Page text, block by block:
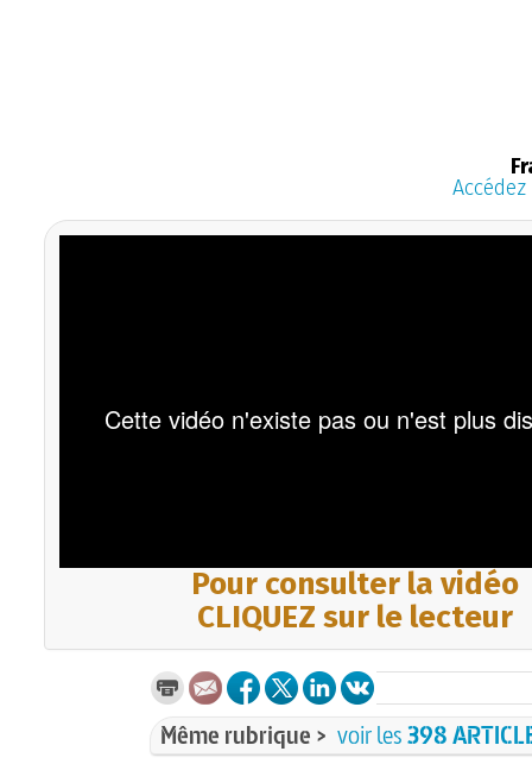
Pour consulter la vidéo
CLIQUEZ sur le lecteur
Même rubrique > voir les398